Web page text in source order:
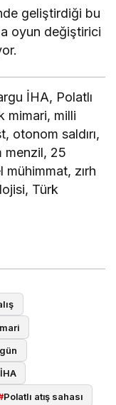
geliştirdiği bu
oyun değiştirici
İHA, Polatlı
mimari, milli
otonom saldırı,
menzil, 25
zırh
Türk
Polatlı atış sahası